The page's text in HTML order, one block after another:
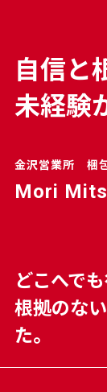
自信と
未経験
金沢営業所 梱
Mori
どこへで
根拠のな
た。